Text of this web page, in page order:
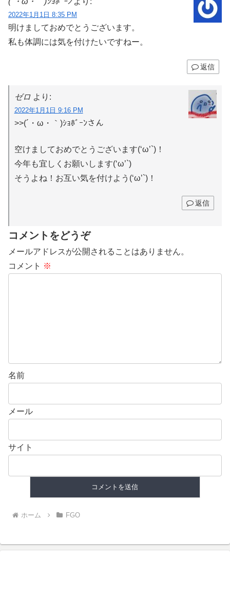
2022年1月1日 8:35 PM
明けましておめでとうございます。
私も体調には気を付けたいですねー。
返信
ゼロ より:
2022年1月1日 9:16 PM
>>(´・ω・｀)ｼｮﾎﾞｰﾝさん
空けましておめでとうございます(‘ω’`)！
今年も宜しくお願いします(‘ω’`)
そうよね！お互い気を付けよう(‘ω’`)！
返信
コメントをどうぞ
メールアドレスが公開されることはありません。
コメント ※
名前
メール
サイト
ホーム FGO